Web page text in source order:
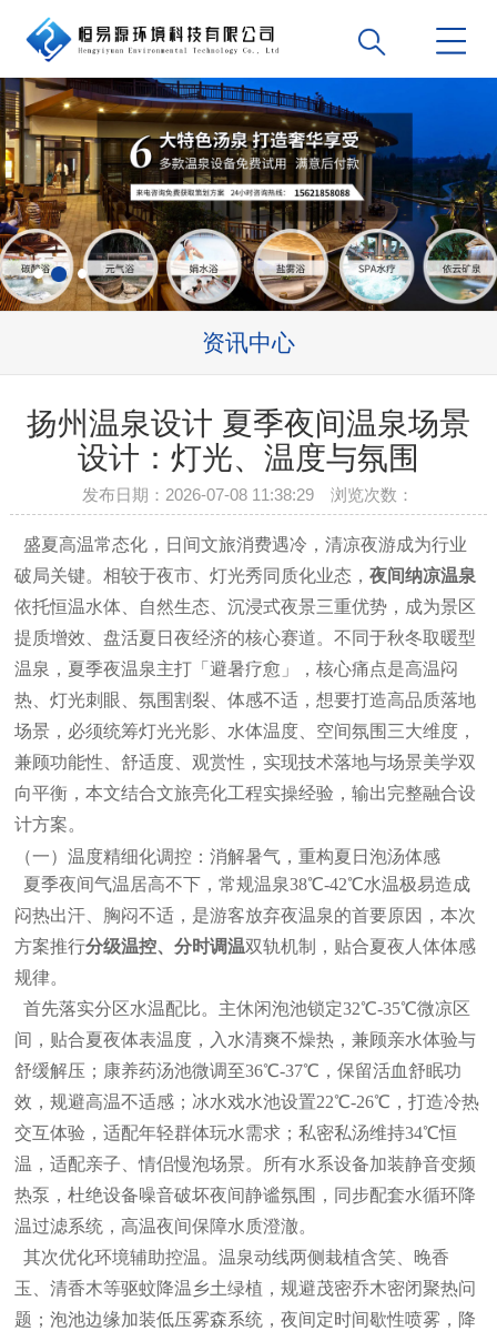
资讯中心
扬州温泉设计 夏季夜间温泉场景
设计：灯光、温度与氛围
发布日期：2026-07-08 11:38:29 浏览次数：
盛夏高温常态化，日间文旅消费遇冷，清凉夜游成为行业
破局关键。相较于夜市、灯光秀同质化业态，夜间纳凉温泉
依托恒温水体、自然生态、沉浸式夜景三重优势，成为景区
提质增效、盘活夏日夜经济的核心赛道。不同于秋冬取暖型
温泉，夏季夜温泉主打「避暑疗愈」，核心痛点是高温闷
热、灯光刺眼、氛围割裂、体感不适，想要打造高品质落地
场景，必须统筹灯光光影、水体温度、空间氛围三大维度，
兼顾功能性、舒适度、观赏性，实现技术落地与场景美学双
向平衡，本文结合文旅亮化工程实操经验，输出完整融合设
计方案。
（一）温度精细化调控：消解暑气，重构夏日泡汤体感
夏季夜间气温居高不下，常规温泉38℃-42℃水温极易造成
闷热出汗、胸闷不适，是游客放弃夜温泉的首要原因，本次
方案推行分级温控、分时调温双轨机制，贴合夏夜人体体感
规律。
首先落实分区水温配比。主休闲泡池锁定32℃-35℃微凉区
间，贴合夏夜体表温度，入水清爽不燥热，兼顾亲水体验与
舒缓解压；康养药汤池微调至36℃-37℃，保留活血舒眠功
效，规避高温不适感；冰水戏水池设置22℃-26℃，打造冷热
交互体验，适配年轻群体玩水需求；私密私汤维持34℃恒
温，适配亲子、情侣慢泡场景。所有水系设备加装静音变频
热泵，杜绝设备噪音破坏夜间静谧氛围，同步配套水循环降
温过滤系统，高温夜间保障水质澄澈。
其次优化环境辅助控温。温泉动线两侧栽植含笑、晚香
玉、清香木等驱蚊降温乡土绿植，规避茂密乔木密闭聚热问
题；泡池边缘加装低压雾森系统，夜间定时间歇性喷雾，降